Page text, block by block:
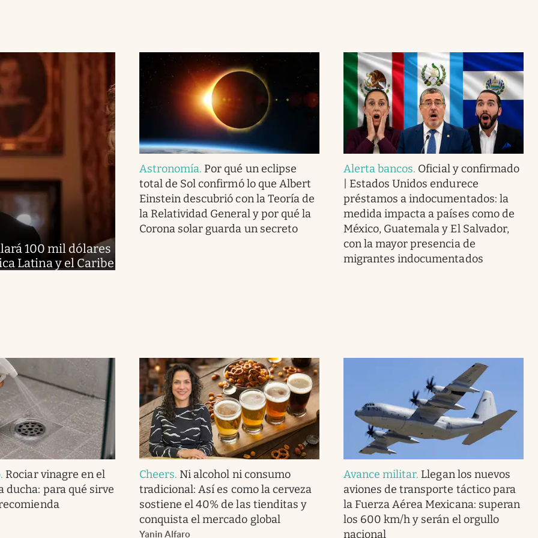
100 mil dólares
Latina y el Caribe
Astronomía. Por qué un eclipse
total de Sol confirmó lo que Albert
Einstein descubrió con la Teoría de
la Relatividad General y por qué la
Corona solar guarda un secreto
Alerta bancos. Oficial y confirmado
| Estados Unidos endurece
préstamos a indocumentados: la
medida impacta a países como de
México, Guatemala y El Salvador,
con la mayor presencia de
migrantes indocumentados
. Rociar vinagre en el
ducha: para qué sirve
Cheers. Ni alcohol ni consumo
tradicional: Así es como la cerveza
sostiene el 40% de las tienditas y
conquista el mercado global
Yanin Alfaro
Avance militar. Llegan los nuevos
aviones de transporte táctico para
la Fuerza Aérea Mexicana: superan
los 600 km/h y serán el orgullo
nacional